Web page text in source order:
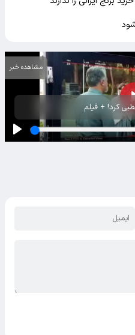
کرد! + فیلم
مشاهده خبر